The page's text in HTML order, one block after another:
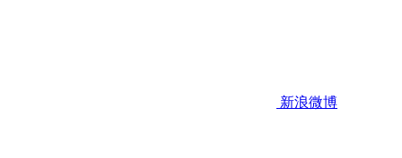
新浪微博